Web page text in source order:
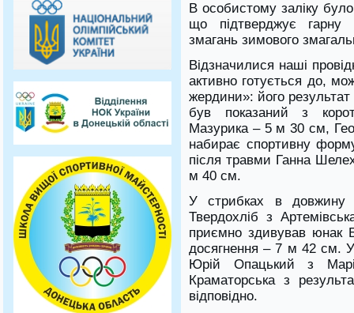
В особистому заліку
що підтверджує гарну
змагань зимового
Відзначилися наші
активно готується до,
жердини»: його
був показаний з
Мазурика – 5 м 30 см,
набирає спортивну
після травми Ганна
м 40 см.
У стрибках в довжину
Твердохліб з
приємно здивував юнак
досягнення – 7 м 42 см.
Юрій Опацький з
Краматорська з
відповідно.